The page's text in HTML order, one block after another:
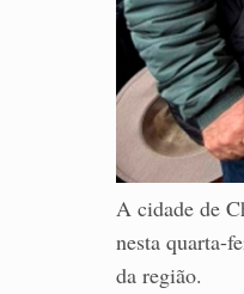
A cidade de
nesta quarta-
da região.